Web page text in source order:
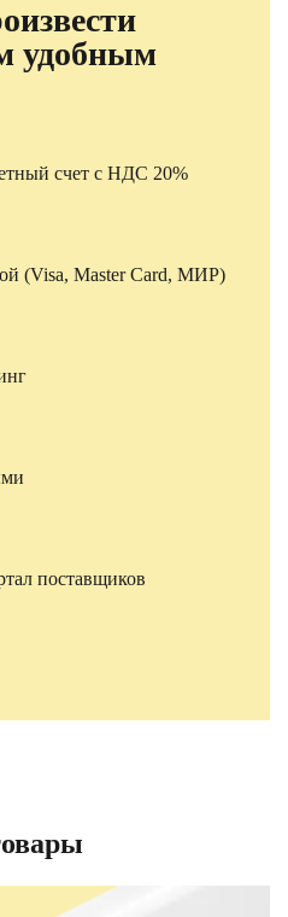
удобным
счет с НДС 20%
(Visa, Master Card, МИР)
поставщиков